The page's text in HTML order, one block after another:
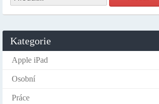
Kategorie
Apple iPad
Osobní
Práce